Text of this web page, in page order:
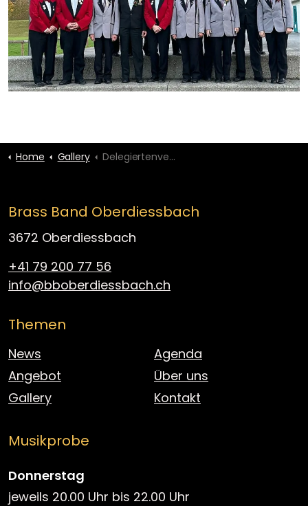
Home Gallery Delegiertenversammlung BKMV Burgdorf
Brass Band Oberdiessbach
3672 Oberdiessbach
+41 79 200 77 56
info@bboberdiessbach.ch
Themen
News
Agenda
Angebot
Über uns
Gallery
Kontakt
Musikprobe
Donnerstag
jeweils 20.00 Uhr bis 22.00 Uhr